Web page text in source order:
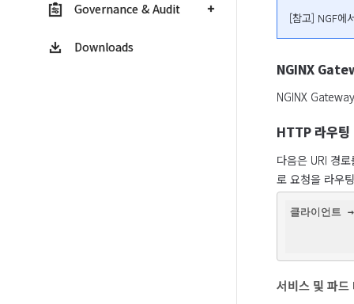
Governance & Audit
Downloads
[참고] NGF에
NGINX
NGINX
HTTP 라우팅
다음은 URI 경
로 요청을 라우
클라이언트
서비스 및 파드